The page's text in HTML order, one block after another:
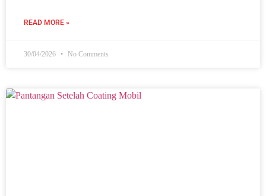
READ MORE »
30/04/2026 No Comments